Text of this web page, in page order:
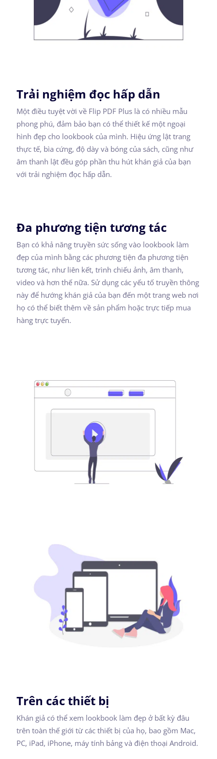
Trải nghiệm đọc hấp dẫn
Một điều tuyệt vời về Flip PDF Plus là có nhiều mẫu
phong phú, đảm bảo bạn có thể thiết kế một ngoại
hình đẹp cho lookbook của mình. Hiệu ứng lật trang
thực tế, bìa cứng, độ dày và bóng của sách, cũng như
âm thanh lật đều góp phần thu hút khán giả của bạn
với trải nghiệm đọc hấp dẫn.
Đa phương tiện tương tác
Bạn có khả năng truyền sức sống vào lookbook làm
đẹp của mình bằng các phương tiện đa phương tiện
tương tác, như liên kết, trình chiếu ảnh, âm thanh,
video và hơn thế nữa. Sử dụng các yếu tố truyền thông
này để hướng khán giả của bạn đến một trang web nơi
họ có thể biết thêm về sản phẩm hoặc trực tiếp mua
hàng trực tuyến.
Trên các thiết bị
Khán giả có thể xem lookbook làm đẹp ở bất kỳ đâu
trên toàn thế giới từ các thiết bị của họ, bao gồm Mac,
PC, iPad, iPhone, máy tính bảng và điện thoại Android.